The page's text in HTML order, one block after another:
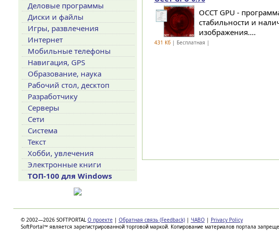
OCCT GPU -
стабильности и
изображения....
431 Кб| Бесплатная |
Деловые программы
Диски и файлы
Игры, развлечения
Интернет
Мобильные телефоны
Навигация, GPS
Образование, наука
Рабочий стол, десктоп
Разработчику
Серверы
Сети
Система
Текст
Хобби, увлечения
Электронные книги
ТОП-100 для Windows
© 2002—2026 SOFTPORTAL О проекте | Обратная связь (Feedback) | ЧАВО | Privacy Policy
SoftPortal™ является зарегистрированной торговой маркой. Копирование материалов портала